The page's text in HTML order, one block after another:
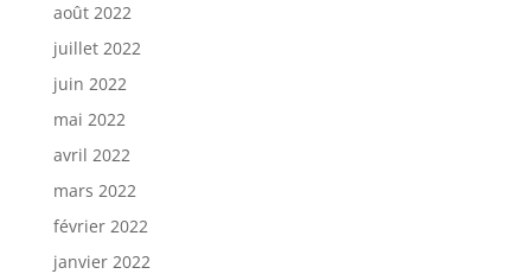
août 2022
juillet 2022
juin 2022
mai 2022
avril 2022
mars 2022
février 2022
janvier 2022